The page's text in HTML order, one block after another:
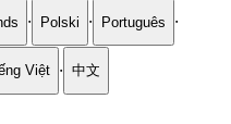
· Polski · Português ·
Việt · 中文